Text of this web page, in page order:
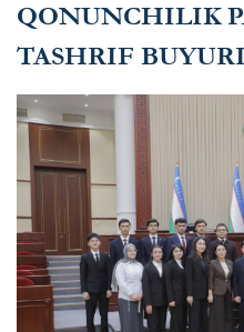
QONUNCHILIK
TASHRIF